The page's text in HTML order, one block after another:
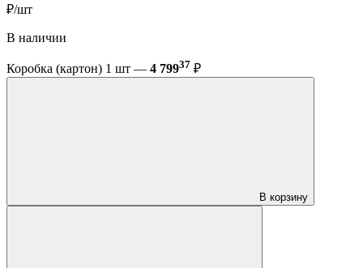
₽/шт
В наличии
Коробка (картон) 1 шт — 4 79937 ₽
В корзину